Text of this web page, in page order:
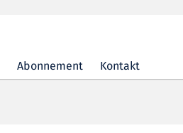
Abonnement Kontakt